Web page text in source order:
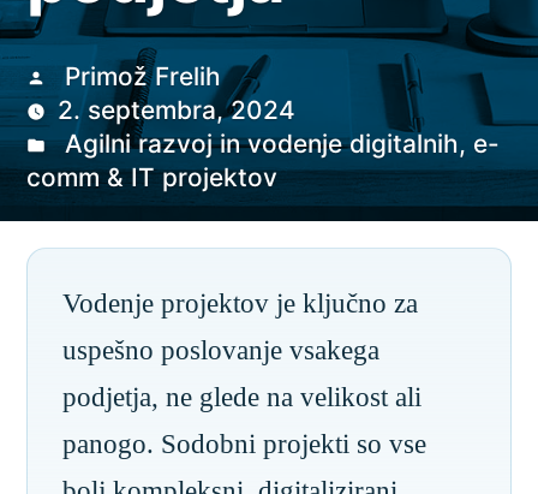
Primož Frelih
2. septembra, 2024
Agilni razvoj in vodenje digitalnih, e-
comm & IT projektov
Vodenje projektov je ključno za
uspešno poslovanje vsakega
podjetja, ne glede na velikost ali
panogo. Sodobni projekti so vse